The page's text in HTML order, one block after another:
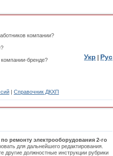
компании?
компании-бренде?
| Справочник ДКХП
Укр Рус
по ремонту электрооборудования 2-го
для дальнейшего редактирования.
другие должностные инструкции рубрики